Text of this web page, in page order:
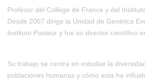
Profesor del Collège de France y del
Desde 2007 dirige la Unidad de Genética
Instituto Pasteur y fue su director científico
Su trabajo se centra en estudiar la
poblaciones humanas y cómo esta ha